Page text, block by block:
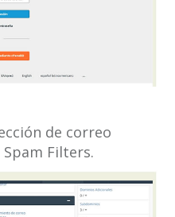
de correo
Filters.